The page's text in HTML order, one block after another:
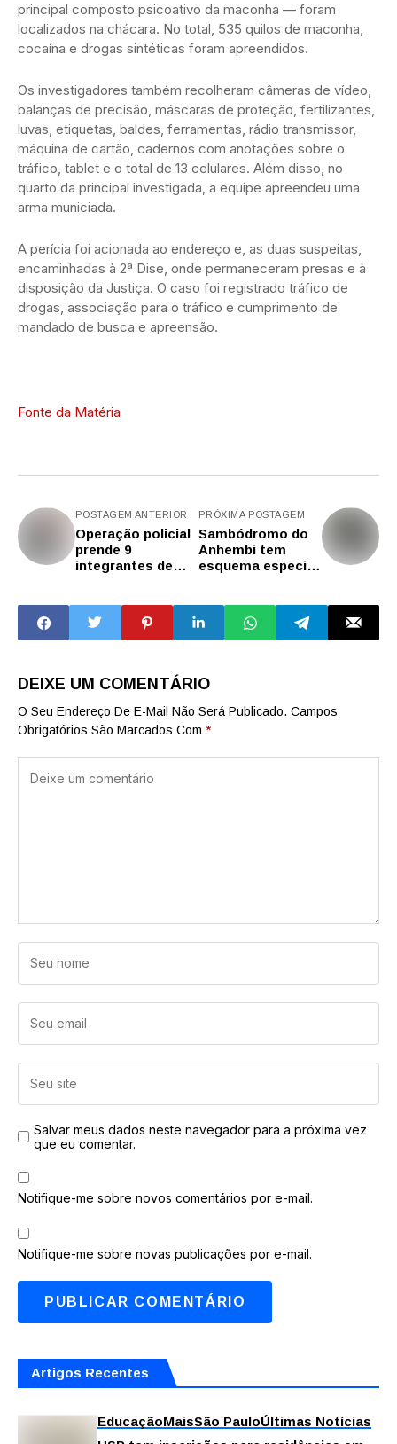
principal composto psicoativo da maconha — foram
localizados na chácara. No total, 535 quilos de maconha,
cocaína e drogas sintéticas foram apreendidos.
Os investigadores também recolheram câmeras de vídeo,
balanças de precisão, máscaras de proteção, fertilizantes,
luvas, etiquetas, baldes, ferramentas, rádio transmissor,
máquina de cartão, cadernos com anotações sobre o
tráfico, tablet e o total de 13 celulares. Além disso, no
quarto da principal investigada, a equipe apreendeu uma
arma municiada.
A perícia foi acionada ao endereço e, as duas suspeitas,
encaminhadas à 2ª Dise, onde permaneceram presas e à
disposição da Justiça. O caso foi registrado tráfico de
drogas, associação para o tráfico e cumprimento de
mandado de busca e apreensão.
Fonte da Matéria
POSTAGEM ANTERIOR
Operação policial
prende 9
integrantes de
PRÓXIMA POSTAGEM
Sambódromo do
Anhembi tem
esquema especial
escolas de samba
DEIXE UM COMENTÁRIO
O Seu Endereço De E-Mail Não Será Publicado. Campos
Obrigatórios São Marcados Com *
Salvar meus dados neste navegador para a próxima vez
que eu comentar.
Notifique-me sobre novos comentários por e-mail.
Notifique-me sobre novas publicações por e-mail.
Artigos Recentes
EducaçãoMaisSão PauloÚltimas Notícias